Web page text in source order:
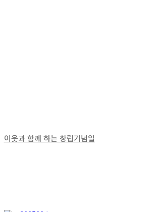
이웃과 함께 하는 창립기념일